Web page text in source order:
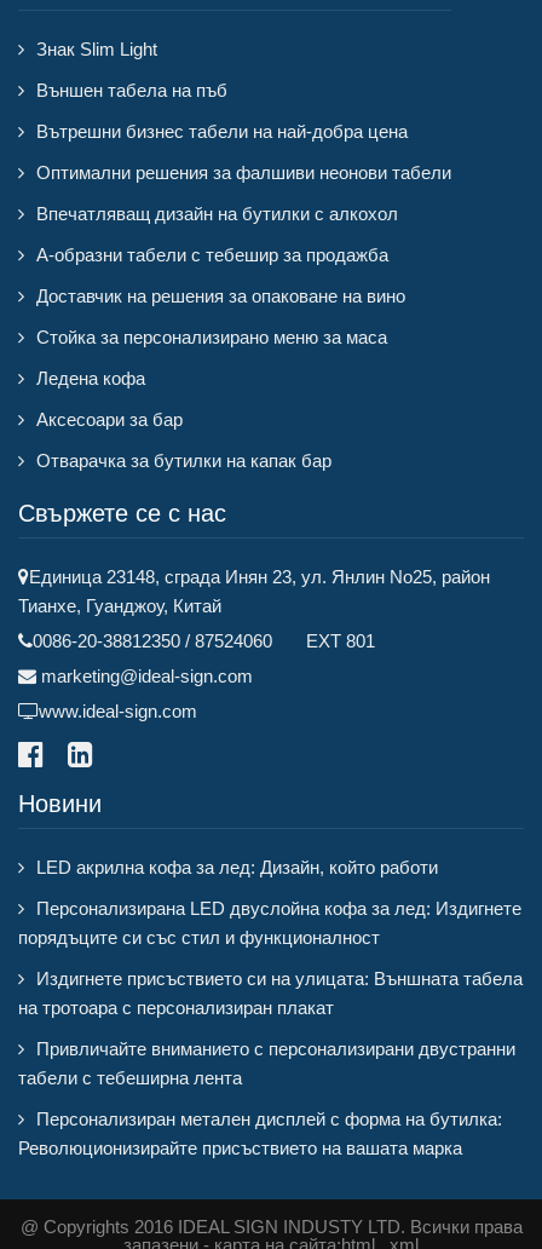
Знак Slim Light
Външен табела на пъб
Вътрешни бизнес табели на най-добра цена
Оптимални решения за фалшиви неонови табели
Впечатляващ дизайн на бутилки с алкохол
А-образни табели с тебешир за продажба
Доставчик на решения за опаковане на вино
Стойка за персонализирано меню за маса
Ледена кофа
Аксесоари за бар
Отварачка за бутилки на капак бар
Свържете се с нас
Единица 23148, сграда Инян 23, ул. Янлин No25, район
Тианхе, Гуанджоу, Китай
0086-20-38812350 / 87524060 EXT 801
marketing@ideal-sign.com
www.ideal-sign.com
Новини
LED акрилна кофа за лед: Дизайн, който работи
Персонализирана LED двуслойна кофа за лед: Издигнете
порядъците си със стил и функционалност
Издигнете присъствието си на улицата: Външната табела
на тротоара с персонализиран плакат
Привличайте вниманието с персонализирани двустранни
табели с тебеширна лента
Персонализиран метален дисплей с форма на бутилка:
Революционизирайте присъствието на вашата марка
@ Copyrights 2016 IDEAL SIGN INDUSTY LTD. Всички права
запазени - карта на сайта:html xml